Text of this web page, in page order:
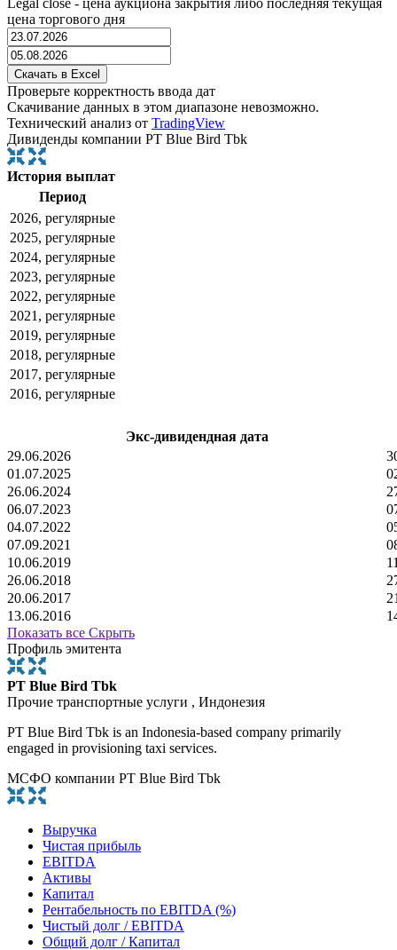
цена торгового дня
Проверьте корректность ввода дат
Скачивание данных в этом диапазоне невозможно.
Технический анализ от TradingView
Дивиденды компании PT Blue Bird Tbk
История выплат
Период
2026, регулярные
2025, регулярные
2024, регулярные
2023, регулярные
2022, регулярные
2021, регулярные
2019, регулярные
2018, регулярные
2017, регулярные
2016, регулярные
Экс-дивидендная дата
29.06.2026
01.07.2025
26.06.2024
06.07.2023
04.07.2022
07.09.2021
10.06.2019
26.06.2018
20.06.2017
13.06.2016
Показать все Скрыть
Профиль эмитента
PT Blue Bird Tbk
Прочие транспортные услуги , Индонезия
PT Blue Bird Tbk is an Indonesia-based company primarily
engaged in provisioning taxi services.
МСФО компании PT Blue Bird Tbk
Выручка
Чистая прибыль
EBITDA
Активы
Капитал
Рентабельность по EBITDA (%)
Чистый долг / EBITDA
Общий долг / Капитал